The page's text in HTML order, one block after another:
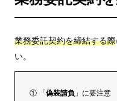
業務委託契約を締結する際
い。
① 「偽装請負 」に要注意